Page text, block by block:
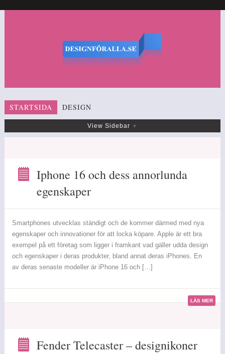
STARTSIDA DESIGN
View Sidebar
annorlunda
egenskaper
Iphone 16 och dess annorlunda
egenskaper
Smartphones utvecklas ständigt och de kommer därmed med nya
egenskaper och innovationer för att locka köpare. Apple är ett bra
exempel på ett företag som ligger i framkant vad gäller udda design
och egenskaper i deras produkter, bland annat deras iPhones. En
av deras senaste modeller är iPhone 16 och […]
LÄS MER
Fender Telecaster – designikoner